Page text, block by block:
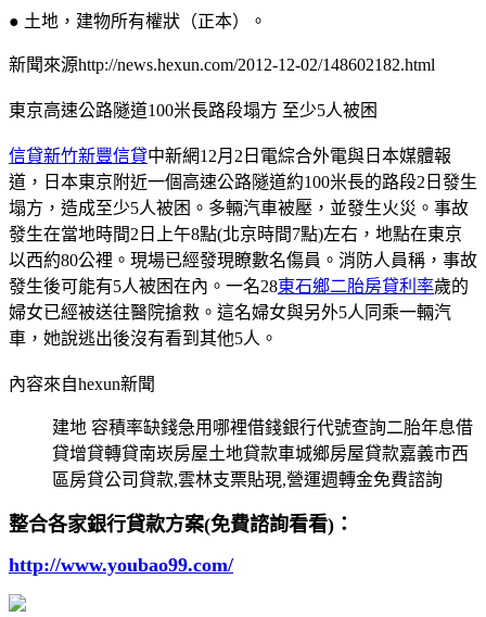
● 土地，建物所有權狀（正本）。
新聞來源http://news.hexun.com/2012-12-02/148602182.html
東京高速公路隧道100米長路段塌方 至少5人被困
信貸新竹新豐信貸中新網12月2日電綜合外電與日本媒體報
道，日本東京附近一個高速公路隧道約100米長的路段2日發生
塌方，造成至少5人被困。多輛汽車被壓，並發生火災。事故
發生在當地時間2日上午8點(北京時間7點)左右，地點在東京
以西約80公裡。現場已經發現瞭數名傷員。消防人員稱，事故
發生後可能有5人被困在內。一名28東石鄉二胎房貸利率歲的
婦女已經被送往醫院搶救。這名婦女與另外5人同乘一輛汽
車，她說逃出後沒有看到其他5人。
內容來自hexun新聞
建地 容積率缺錢急用哪裡借錢銀行代號查詢二胎年息借
貸增貸轉貸南崁房屋土地貸款車城鄉房屋貸款嘉義市西
區房貸公司貸款,雲林支票貼現,營運週轉金免費諮詢
整合各家銀行貸款方案(免費諮詢看看)：
http://www.youbao99.com/